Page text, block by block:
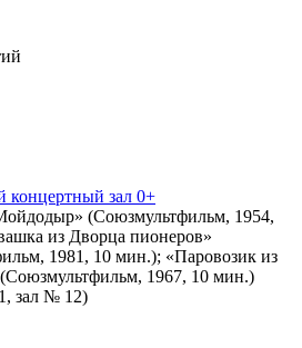
концертный зал 0+
(Союзмультфильм, 1954,
из Дворца пионеров»
1981, 10 мин.); «Паровозик из
1967, 10 мин.)
зал № 12)